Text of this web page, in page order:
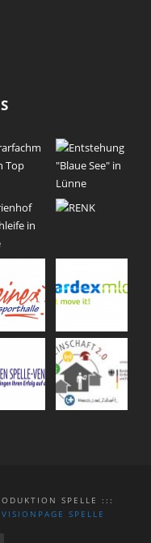
SPELLE :::
VISIONPAGE SPELLE